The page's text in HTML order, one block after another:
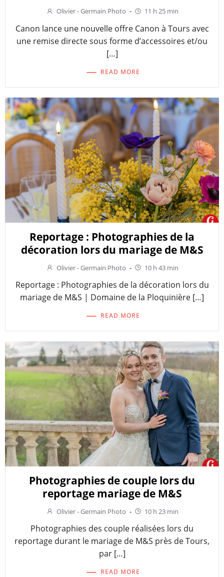
Olivier - Germain Photo - 11 h 25 min
Canon lance une nouvelle offre Canon à Tours avec
une remise directe sous forme d’accessoires et/ou
[…]
READ MORE
Reportage : Photographies de la
décoration lors du mariage de M&S
Olivier - Germain Photo - 10 h 43 min
Reportage : Photographies de la décoration lors du
mariage de M&S | Domaine de la Ploquinière […]
READ MORE
Photographies de couple lors du
reportage mariage de M&S
Olivier - Germain Photo - 10 h 23 min
Photographies des couple réalisées lors du
reportage durant le mariage de M&S près de Tours,
par […]
READ MORE